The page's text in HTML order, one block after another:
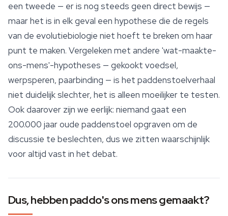
een tweede — er is nog steeds geen direct bewijs —
maar het is in elk geval een hypothese die de regels
van de evolutiebiologie niet hoeft te breken om haar
punt te maken. Vergeleken met andere 'wat-maakte-
ons-mens'-hypotheses — gekookt voedsel,
werpsperen, paarbinding — is het paddenstoelverhaal
niet duidelijk slechter, het is alleen moeilijker te testen.
Ook daarover zijn we eerlijk: niemand gaat een
200.000 jaar oude paddenstoel opgraven om de
discussie te beslechten, dus we zitten waarschijnlijk
voor altijd vast in het debat.
Dus, hebben paddo's ons mens gemaakt?